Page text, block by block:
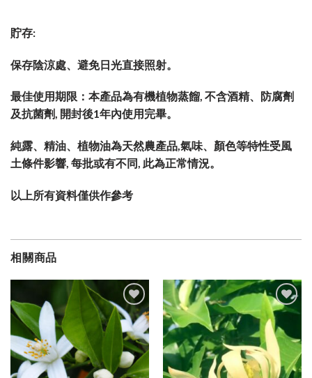
貯存:
保存陰涼處、避免日光直接照射。
最佳使用期限：本產品為有機植物蒸餾, 不含酒精、防腐劑
及抗菌劑, 開封後1年內使用完畢。
純露、精油、植物油為天然農產品,氣味、顏色等特性受風
土條件影響, 每批或有不同, 此為正常情況。
以上所有資料僅供作參考
相關商品
加入
願望
清單
加入
清單